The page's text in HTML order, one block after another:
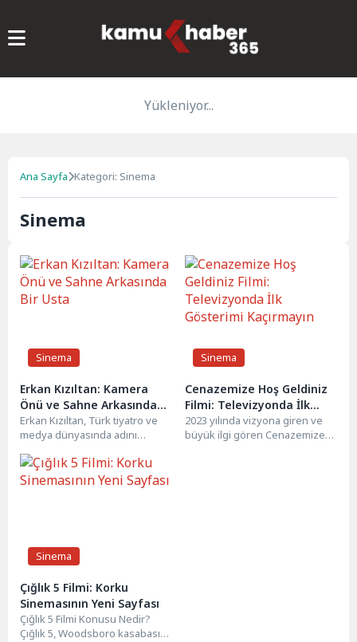
Yükleniyor...
Ana Sayfa Kategori: Sinema
Sinema
Sinema
Erkan Kızıltan: Kamera
Önü ve Sahne Arkasında
Bir Usta
Erkan Kızıltan, Türk tiyatro ve
medya dünyasında adını
doğumlu bir sanatçıdır....
Sinema
Cenazemize Hoş Geldiniz
Filmi: Televizyonda İlk
Gösterimi Kaçırmayın
2023 yılında vizyona giren ve
büyük ilgi gören Cenazemize
Sinema
Çığlık 5 Filmi: Korku
Sinemasının Yeni Sayfası
Çığlık 5 Filmi Konusu Nedir?
Çığlık 5, Woodsboro kasabasına